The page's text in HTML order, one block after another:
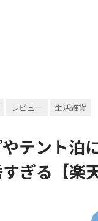
レビュー 生活雑貨
テント泊
ぎる【楽